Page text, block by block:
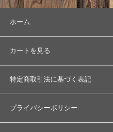
ホーム
カートを見る
特定商取引法に基づく表記
プライバシーポリシー